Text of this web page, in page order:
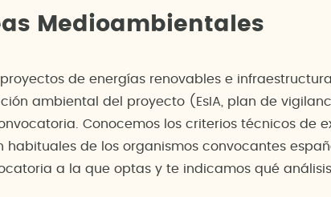
Medioambientales
de energías renovables e
ambiental del proyecto (EsIA, plan de
Conocemos los criterios técnicos de
de los organismos convocantes
a la que optas y te indicamos qué análisis